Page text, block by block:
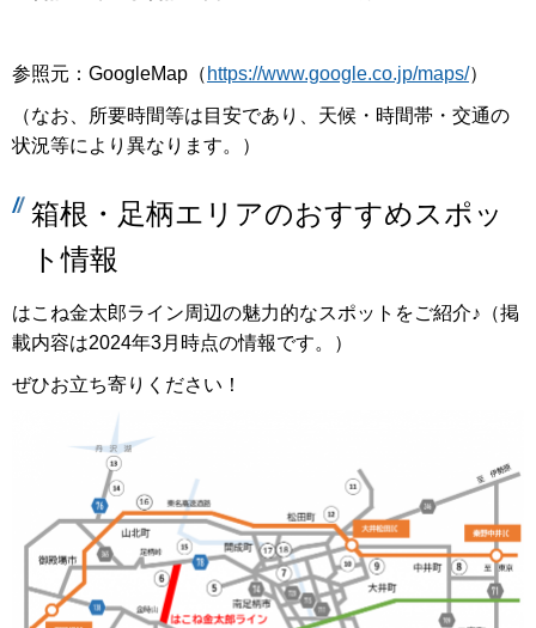
参照元：GoogleMap（ https://www.google.co.jp/maps/）
（なお、所要時間等は目安であり、天候・時間帯・交通の
状況等により異なります。）
箱根・足柄エリアのおすすめスポッ
ト情報
はこね金太郎ライン周辺の魅力的なスポットをご紹介♪（掲
載内容は2024年3月時点の情報です。）
ぜひお立ち寄りください！